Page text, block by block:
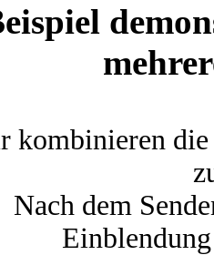
kombinieren die
Nach dem